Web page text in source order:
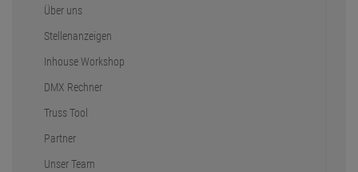
Über uns
Stellenanzeigen
Inhouse Workshop
DMX Rechner
Truss Tool
Partner
Unser Team